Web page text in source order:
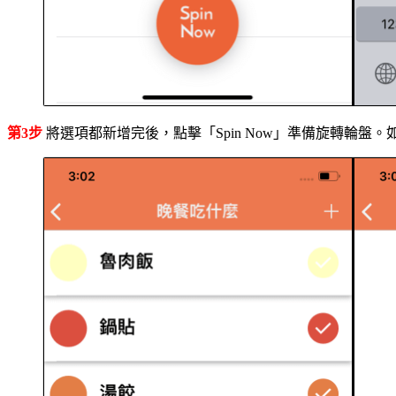
第3步 將選項都新增完後，點擊「Spin Now」準備旋轉輪盤